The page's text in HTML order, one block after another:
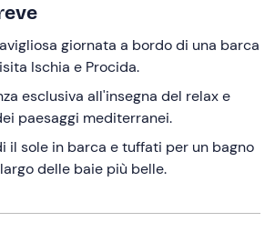
giornata a bordo di una barca
Ischia e Procida.
esclusiva all'insegna del relax e
paesaggi mediterranei.
il sole in barca e tuffati per un bagno
delle baie più belle.